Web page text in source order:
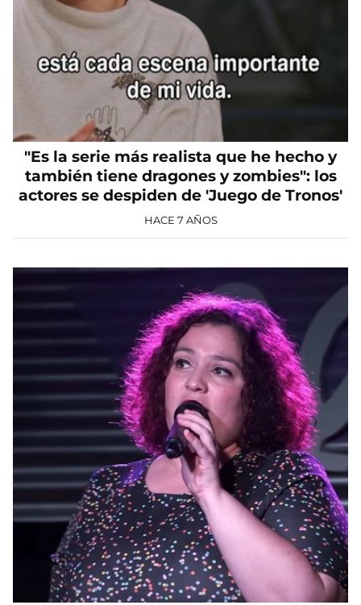
"Es la serie más realista que he hecho y
también tiene dragones y zombies": los
actores se despiden de 'Juego de Tronos'
HACE 7 AÑOS